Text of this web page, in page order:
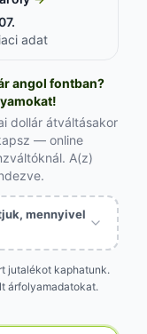
adat
angol fontban?
dollár átváltásakor
— online
A(z)
mennyivel
jutalékot kaphatunk.
árfolyamadatokat.